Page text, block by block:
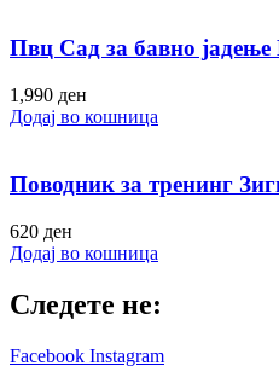
Пвц Сад за бавно јадење
1,990 ден
Додај во кошница
Поводник за тренинг
620 ден
Додај во кошница
Следете не:
Facebook Instagram